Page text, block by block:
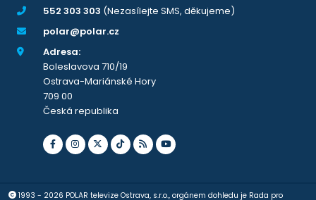
552 303 303 (Nezasílejte SMS, děkujeme)
polar@polar.cz
Adresa:
Boleslavova 710/19
Ostrava-Mariánské Hory
709 00
Česká republika
1993 - 2026 POLAR televize Ostrava, s.r.o., orgánem dohledu je Rada pro